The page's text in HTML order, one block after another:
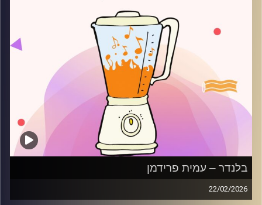
בלנדר – עמית פרידמן
22/02/2026